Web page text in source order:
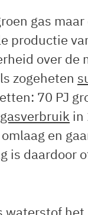
gas
productie
over
zogeheten
70 PJ
in
en
is daardoor